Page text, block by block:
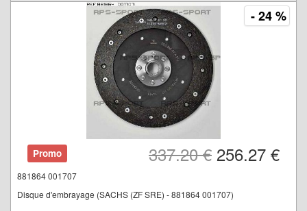
- 24 %
Promo 337.20 € 256.27 €
881864 001707
Disque d'embrayage (SACHS (ZF SRE) - 881864 001707)